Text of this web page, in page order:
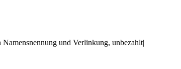
Namensnennung und Verlinkung, unbezahlt|